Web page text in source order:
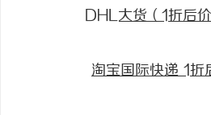
DHL大货（1折后
淘宝国际快递 1折